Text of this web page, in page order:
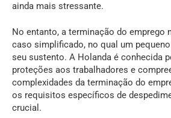
ainda mais stressante.
No entanto, a terminação do emprego
caso simplificado, no qual um
seu sustento. A Holanda é conhecida
proteções aos trabalhadores e
complexidades da terminação do
os requisitos específicos de
crucial.